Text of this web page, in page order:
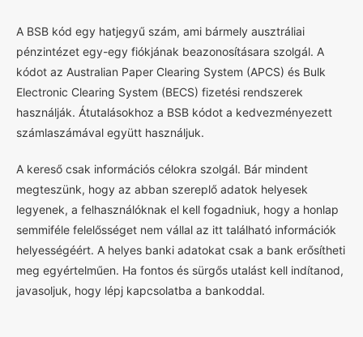
A BSB kód egy hatjegyű szám, ami bármely ausztráliai
pénzintézet egy-egy fiókjának beazonosításara szolgál. A
kódot az Australian Paper Clearing System (APCS) és Bulk
Electronic Clearing System (BECS) fizetési rendszerek
használják. Átutalásokhoz a BSB kódot a kedvezményezett
számlaszámával együtt használjuk.
A kereső csak információs célokra szolgál. Bár mindent
megteszünk, hogy az abban szereplő adatok helyesek
legyenek, a felhasználóknak el kell fogadniuk, hogy a honlap
semmiféle felelősséget nem vállal az itt található információk
helyességéért. A helyes banki adatokat csak a bank erősítheti
meg egyértelműen. Ha fontos és sürgős utalást kell indítanod,
javasoljuk, hogy lépj kapcsolatba a bankoddal.